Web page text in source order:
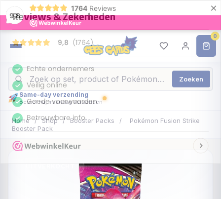
9,8
1764 Reviews ×
0
Zoeken
Same-day verzending
Bestel nu, maandag verzonden
Home / Shop / Booster Packs /
Pokémon Fusion Strike
Booster Pack